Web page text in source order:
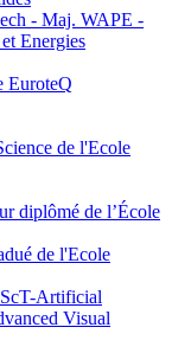
- Maj. WAPE -
Energies
EuroteQ
de l'Ecole
diplômé de l’École
de l'Ecole
Artificial
Visual